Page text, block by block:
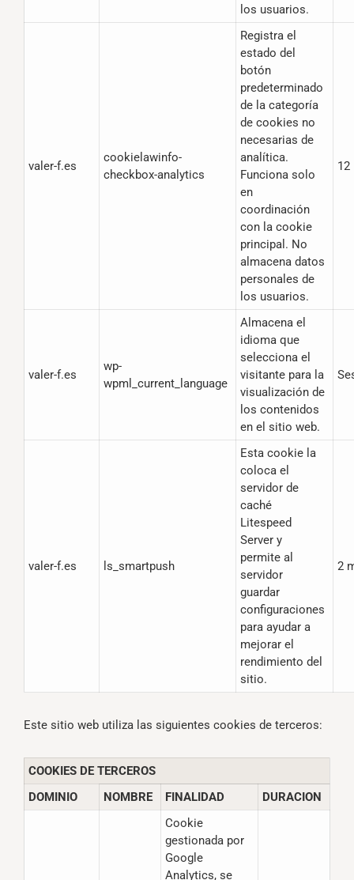
los usuarios.
valer-f.es
cookielawinfo-
checkbox-analytics
Registra el
estado del
botón
predeterminado
de la categoría
de cookies no
necesarias de
analítica.
Funciona solo
en
coordinación
con la cookie
principal. No
almacena datos
personales de
los usuarios.
12
valer-f.es
wp-
wpml_current_language
Almacena el
idioma que
selecciona el
visitante para la
visualización de
los contenidos
en el sitio web.
valer-f.es ls_smartpush
Esta cookie la
coloca el
servidor de
caché
Litespeed
Server y
permite al
servidor
guardar
configuraciones
para ayudar a
mejorar el
rendimiento del
sitio.
2
Este sitio web utiliza las siguientes cookies de terceros:
COOKIES DE TERCEROS
DOMINIO
NOMBRE FINALIDAD
DURACION
Cookie
gestionada por
Google
Analytics, se